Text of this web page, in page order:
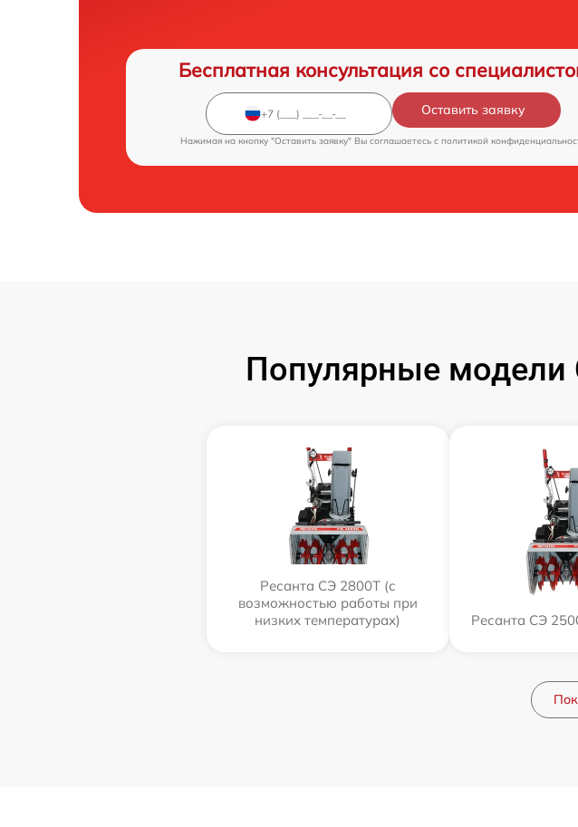
Бесплатная консультация со
Оставить заявку
Нажимая на кнопку "Оставить заявку" Вы соглашаетесь c политикой
Популярные модели
Ресанта СЭ 2800Т (с
возможностью работы при
низких температурах)
Ресанта СЭ